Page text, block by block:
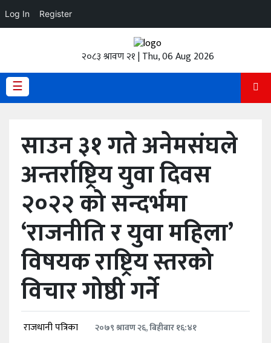
Log In Register
२०८३ श्रावण २१ | Thu, 06 Aug 2026
☰
अपडेट
प्रदेश
विचार
स्वास्थ्य
खेलकुद
साउन ३१ गते अनेमसंघले
अन्तर्राष्ट्रिय युवा दिवस
२०२२ को सन्दर्भमा
‘राजनीति र युवा महिला’
विषयक राष्ट्रिय स्तरको
विचार गोष्ठी गर्ने
राजधानी पत्रिका २०७९ श्रावण २६, बिहीबार १६:४१